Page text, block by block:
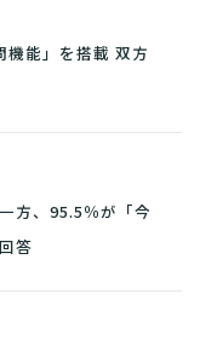
機能」を搭載 双方
方、95.5％が「今
答